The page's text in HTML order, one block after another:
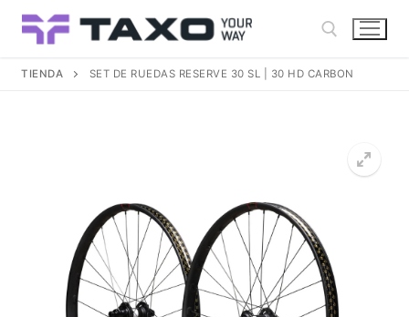
TIENDA SET DE RUEDAS RESERVE 30 SL | 30 HD CARBON